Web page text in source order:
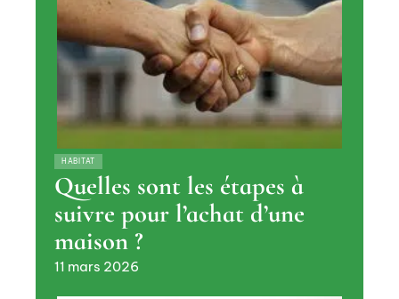
HABITAT
Quelles sont les étapes à
suivre pour l’achat d’une
maison ?
11 mars 2026